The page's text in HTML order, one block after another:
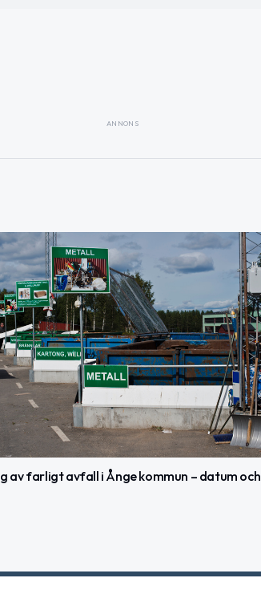
ANNONS
av farligt avfall i Ånge kommun – datum och